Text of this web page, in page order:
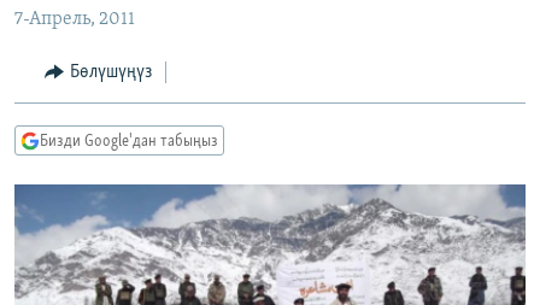
МАДАНИЯТ
ТВ ПРОГРАММАЛАР
БҮГҮН АЗАТТЫКТА
БИЗ ЖАНА ДҮЙНӨ
ДАНИСТЕ
ЭЖЕ-СИҢДИЛЕР
АЗАТТЫК+
ПОДКАСТ
ӨЗГӨЧӨ ПИКИР
ОНЛАЙН ШЕРИНЕ
7-Апрель, 2011
Бөлүшүңүз
Бизди Google'дан табыңыз